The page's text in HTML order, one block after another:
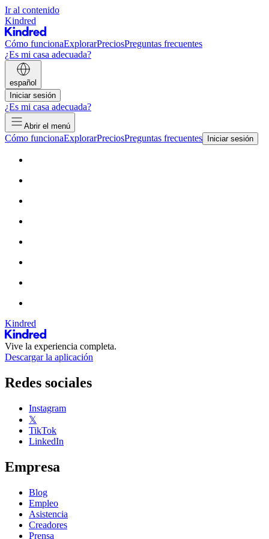
Ir al contenido
Kindred
Cómo funcionaExplorarPreciosPreguntas frecuentes
¿Es mi casa adecuada?
español
Iniciar sesión
¿Es mi casa adecuada?
Abrir el menú
Cómo funcionaExplorarPreciosPreguntas frecuentes Iniciar sesión
Kindred
Vive la experiencia completa.
Descargar la aplicación
Redes sociales
Instagram
𝕏
TikTok
LinkedIn
Empresa
Blog
Empleo
Asistencia
Creadores
Prensa